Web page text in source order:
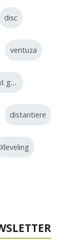
disc
ventuza
masina de taiat gresie
distantiere
Xleveling